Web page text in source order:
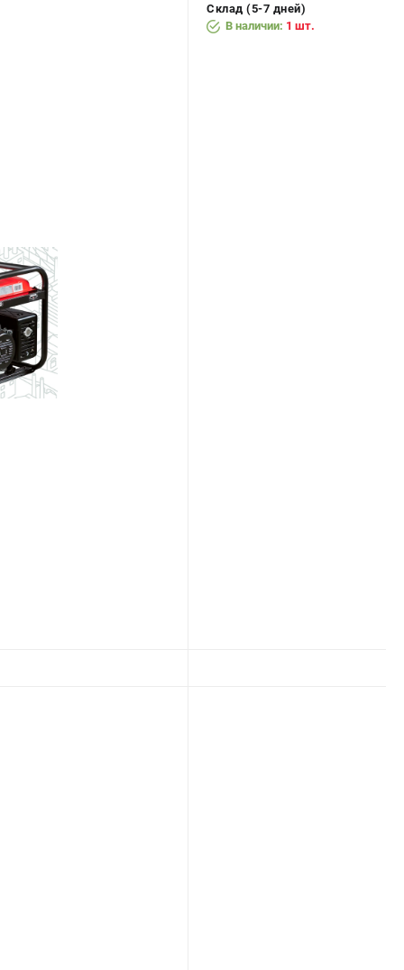
Склад (5-7 дней)
В наличии: 1 шт.